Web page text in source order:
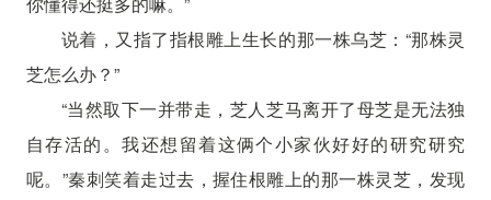
说着，又指了指根雕上生长的那一株乌芝：“那株灵
芝怎么办？”
“当然取下一并带走，芝人芝马离开了母芝是无法独
自存活的。我还想留着这俩个小家伙好好的研究研究
呢。”秦刺笑着走过去，握住根雕上的那一株灵芝，发现